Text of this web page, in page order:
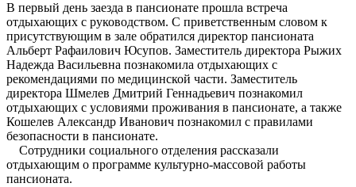
В первый день заезда в пансионате прошла встреча
отдыхающих с руководством. С приветственным словом к
присутствующим в зале обратился директор пансионата
Альберт Рафаилович Юсупов. Заместитель директора Рыжих
Надежда Васильевна познакомила отдыхающих с
рекомендациями по медицинской части. Заместитель
директора Шмелев Дмитрий Геннадьевич познакомил
отдыхающих с условиями проживания в пансионате, а также
Кошелев Александр Иванович познакомил с правилами
безопасности в пансионате.
Сотрудники социального отделения рассказали
отдыхающим о программе культурно-массовой работы
пансионата.